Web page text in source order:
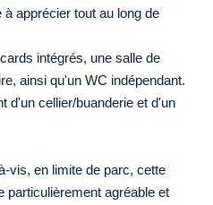
apprécier tout au long de
intégrés, une salle de
ainsi qu'un WC indépendant.
d'un cellier/buanderie et d'un
vis, en limite de parc, cette
particulièrement agréable et